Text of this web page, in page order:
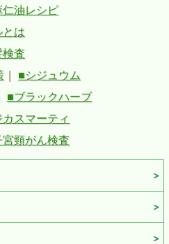
仁油レシピ
とは
検査
■シジュウム
■ブラックハーブ
スマーティ
宮頸がん検査